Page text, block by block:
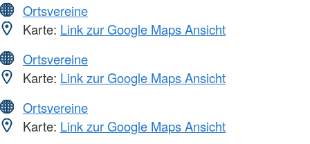
Ortsvereine
Karte: Link zur Google Maps Ansicht
Ortsvereine
Karte: Link zur Google Maps Ansicht
Ortsvereine
Karte: Link zur Google Maps Ansicht